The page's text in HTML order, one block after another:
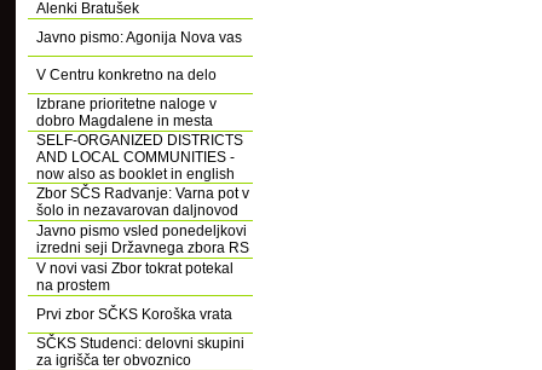
Alenki Bratušek
Javno pismo: Agonija Nova vas
V Centru konkretno na delo
Izbrane prioritetne naloge v
dobro Magdalene in mesta
SELF-ORGANIZED DISTRICTS
AND LOCAL COMMUNITIES -
now also as booklet in english
Zbor SČS Radvanje: Varna pot v
šolo in nezavarovan daljnovod
Javno pismo vsled ponedeljkovi
izredni seji Državnega zbora RS
V novi vasi Zbor tokrat potekal
na prostem
Prvi zbor SČKS Koroška vrata
SČKS Studenci: delovni skupini
za igrišča ter obvoznico